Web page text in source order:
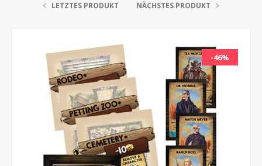
LETZTES PRODUKT NÄCHSTES PRODUKT
-46%